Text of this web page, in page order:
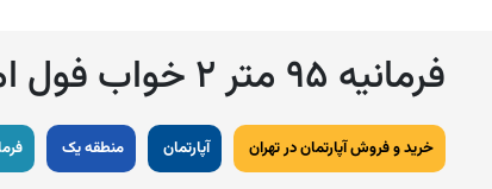
فرمانیه ۹۵ متر ۲ خواب فول امکانات
خرید و فروش آپارتمان در تهران آپارتمان منطقه یک